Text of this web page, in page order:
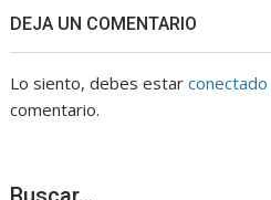
DEJA UN COMENTARIO
Lo siento, debes estarconectado
comentario.